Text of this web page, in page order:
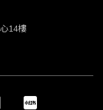
14樓